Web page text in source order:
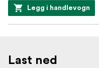
Legg i handlevogn
Last ned